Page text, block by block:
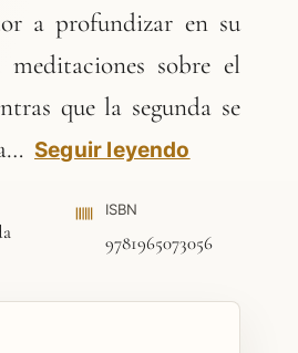
a profundizar en su
sobre el
que la segunda se
Seguir leyendo
ISBN
9781965073056